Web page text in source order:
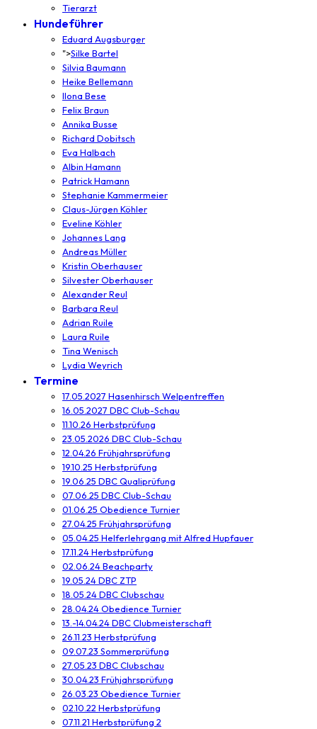
Tierarzt
Hundeführer
Eduard Augsburger
">Silke Bartel
Silvia Baumann
Heike Bellemann
Ilona Bese
Felix Braun
Annika Busse
Richard Dobitsch
Eva Halbach
Albin Hamann
Patrick Hamann
Stephanie Kammermeier
Claus-Jürgen Köhler
Eveline Köhler
Johannes Lang
Andreas Müller
Kristin Oberhauser
Silvester Oberhauser
Alexander Reul
Barbara Reul
Adrian Ruile
Laura Ruile
Tina Wenisch
Lydia Weyrich
Termine
17.05.2027 Hasenhirsch Welpentreffen
16.05.2027 DBC Club-Schau
11.10.26 Herbstprüfung
23.05.2026 DBC Club-Schau
12.04.26 Frühjahrsprüfung
19.10.25 Herbstprüfung
19.06.25 DBC Qualiprüfung
07.06.25 DBC Club-Schau
01.06.25 Obedience Turnier
27.04.25 Frühjahrsprüfung
05.04.25 Helferlehrgang mit Alfred Hupfauer
17.11.24 Herbstprüfung
02.06.24 Beachparty
19.05.24 DBC ZTP
18.05.24 DBC Clubschau
28.04.24 Obedience Turnier
13.-14.04.24 DBC Clubmeisterschaft
26.11.23 Herbstprüfung
09.07.23 Sommerprüfung
27.05.23 DBC Clubschau
30.04.23 Frühjahrsprüfung
26.03.23 Obedience Turnier
02.10.22 Herbstprüfung
07.11.21 Herbstprüfung 2